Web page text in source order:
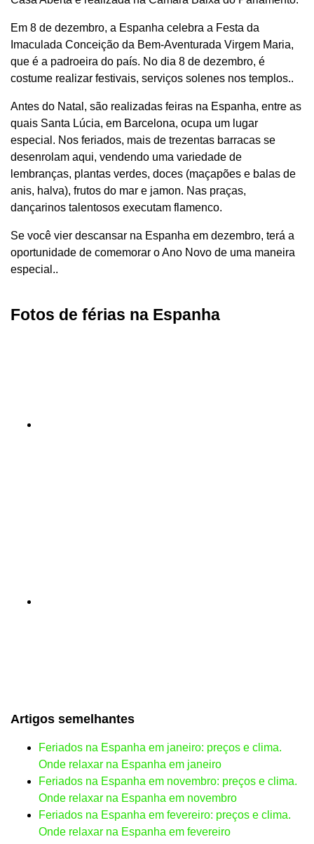
Em 8 de dezembro, a Espanha celebra a Festa da
Imaculada Conceição da Bem-Aventurada Virgem Maria,
que é a padroeira do país. No dia 8 de dezembro, é
costume realizar festivais, serviços solenes nos templos..
Antes do Natal, são realizadas feiras na Espanha, entre as
quais Santa Lúcia, em Barcelona, ​​ocupa um lugar
especial. Nos feriados, mais de trezentas barracas se
desenrolam aqui, vendendo uma variedade de
lembranças, plantas verdes, doces (maçapões e balas de
anis, halva), frutos do mar e jamon. Nas praças,
dançarinos talentosos executam flamenco.
Se você vier descansar na Espanha em dezembro, terá a
oportunidade de comemorar o Ano Novo de uma maneira
especial..
Fotos de férias na Espanha
Artigos semelhantes
Feriados na Espanha em janeiro: preços e clima.
Onde relaxar na Espanha em janeiro
Feriados na Espanha em novembro: preços e clima.
Onde relaxar na Espanha em novembro
Feriados na Espanha em fevereiro: preços e clima.
Onde relaxar na Espanha em fevereiro